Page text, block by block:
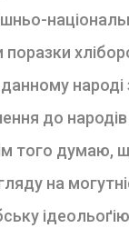
данному
до народів
того думаю,
на
ідеольоґію